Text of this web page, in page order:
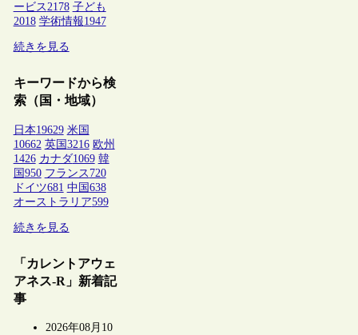
ービス2178 子ども
2018 学術情報1947
続きを見る
キーワードから検
索（国・地域）
日本19629 米国
10662 英国3216 欧州
1426 カナダ1069 韓
国950 フランス 720
ドイツ681 中国638
オーストラリア599
続きを見る
「カレントアウェ
アネス-R」新着記
事
2026年08月10